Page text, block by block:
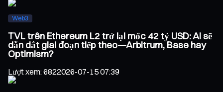
Web3
TVL trên Ethereum L2 trở lại mốc 42 tỷ USD: Ai sẽ
dẫn dắt giai đoạn tiếp theo—Arbitrum, Base hay
Optimism?
Lượt xem:6822026-07-15 07:39